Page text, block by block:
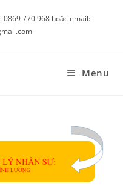
0869 770 968 hoặc email:
Menu